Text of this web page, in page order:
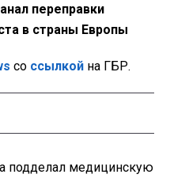
переправки
в страны Европы
со ссылкой на ГБР.
подделал медицинскую